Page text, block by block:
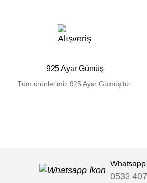
925 Ayar Gümüş
Tüm ürünlerimiz 925 Ayar Gümüş'tür.
Whatsapp
0533